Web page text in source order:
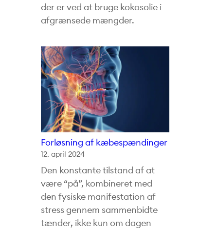
der er ved at bruge kokosolie i
afgrænsede mængder.
Forløsning af kæbespændinger
12. april 2024
Den konstante tilstand af at
være “på”, kombineret med
den fysiske manifestation af
stress gennem sammenbidte
tænder, ikke kun om dagen